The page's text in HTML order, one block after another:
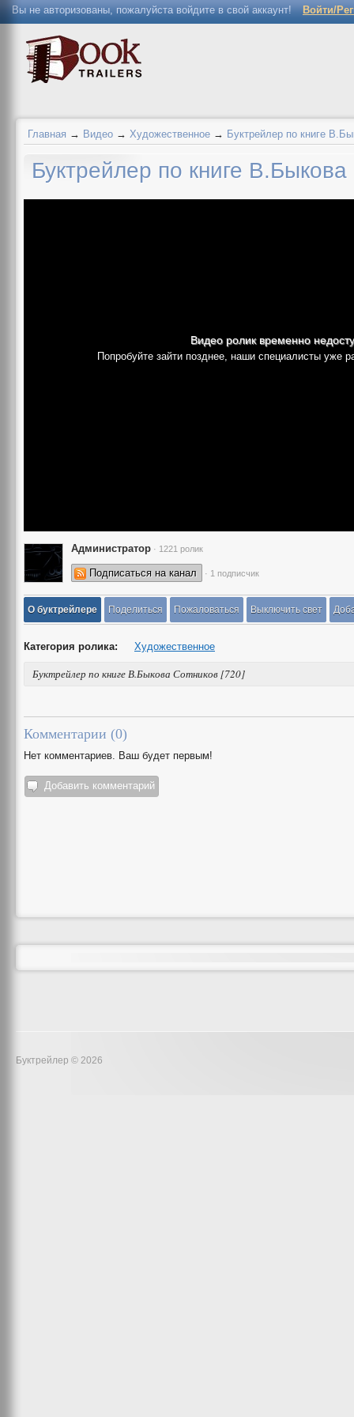
Вы не авторизованы, пожалуйста войдите в свой аккаунт! Войти/
Главная → Видео → Художественное → Буктрейлер по книге
Буктрейлер по книге В.Быкова
Видео ролик временно
Попробуйте зайти позднее, наши специалисты уже
Администратор · 1221 ролик
Подписаться на канал · 1 подписчик
О буктрейлере Поделиться Пожаловаться Выключить свет
Категория ролика: Художественное
Буктрейлер по книге В.Быкова Сотников [720]
Комментарии (0)
Нет комментариев. Ваш будет первым!
Добавить комментарий
Буктрейлер © 2026